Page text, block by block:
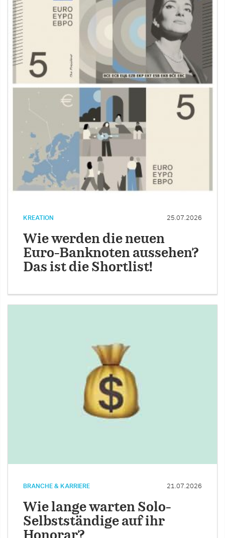
KREATION 25.07.2026
Wie werden die neuen
Euro-Banknoten aussehen?
Das ist die Shortlist!
BRANCHE & KARRIERE 21.07.2026
Wie lange warten Solo-
Selbstständige auf ihr